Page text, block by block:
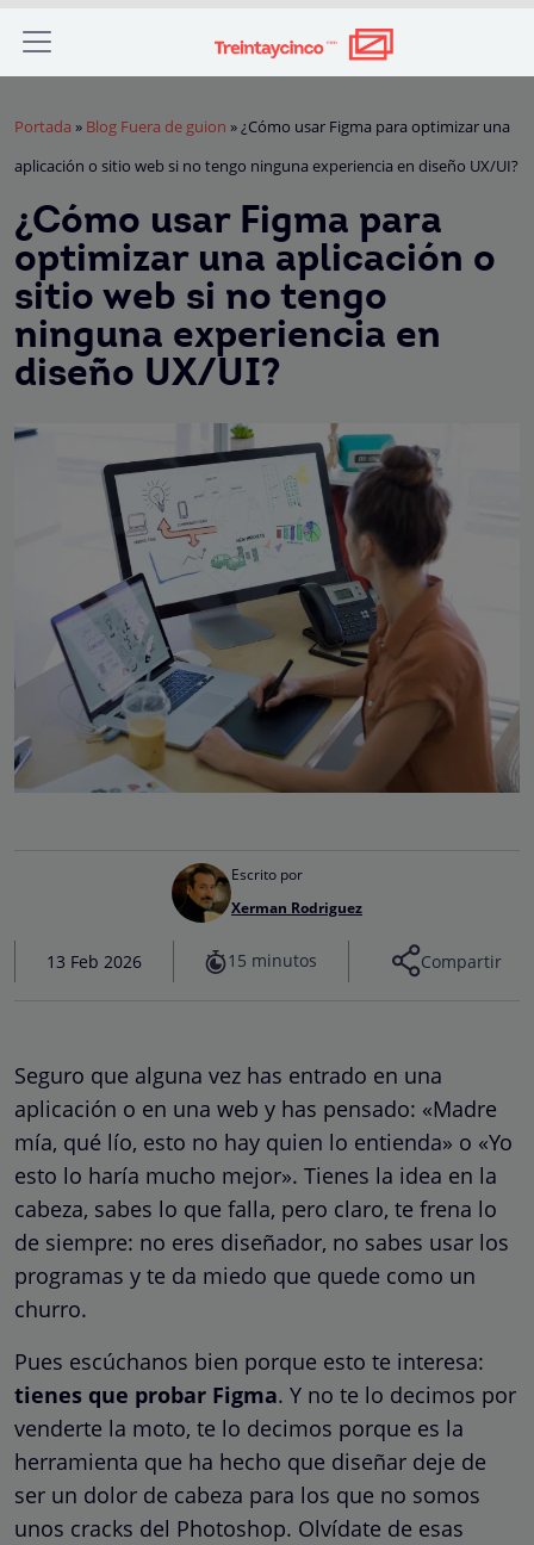
Portada » Blog Fuera de guion »¿Cómo usar Figma para optimizar una
aplicación o sitio web si no tengo ninguna experiencia en diseño UX/UI?
¿Cómo usar Figma para
optimizar una aplicación o
sitio web si no tengo
ninguna experiencia en
diseño UX/UI?
Escrito por
Xerman Rodriguez
13 Feb 2026 15 minutos Compartir
Seguro que alguna vez has entrado en una
aplicación o en una web y has pensado: «Madre
mía, qué lío, esto no hay quien lo entienda» o «Yo
esto lo haría mucho mejor». Tienes la idea en la
cabeza, sabes lo que falla, pero claro, te frena lo
de siempre: no eres diseñador, no sabes usar los
programas y te da miedo que quede como un
churro.
Pues escúchanos bien porque esto te interesa:
tienes que probar Figma. Y no te lo decimos por
venderte la moto, te lo decimos porque es la
herramienta que ha hecho que diseñar deje de
ser un dolor de cabeza para los que no somos
unos cracks del Photoshop. Olvídate de esas